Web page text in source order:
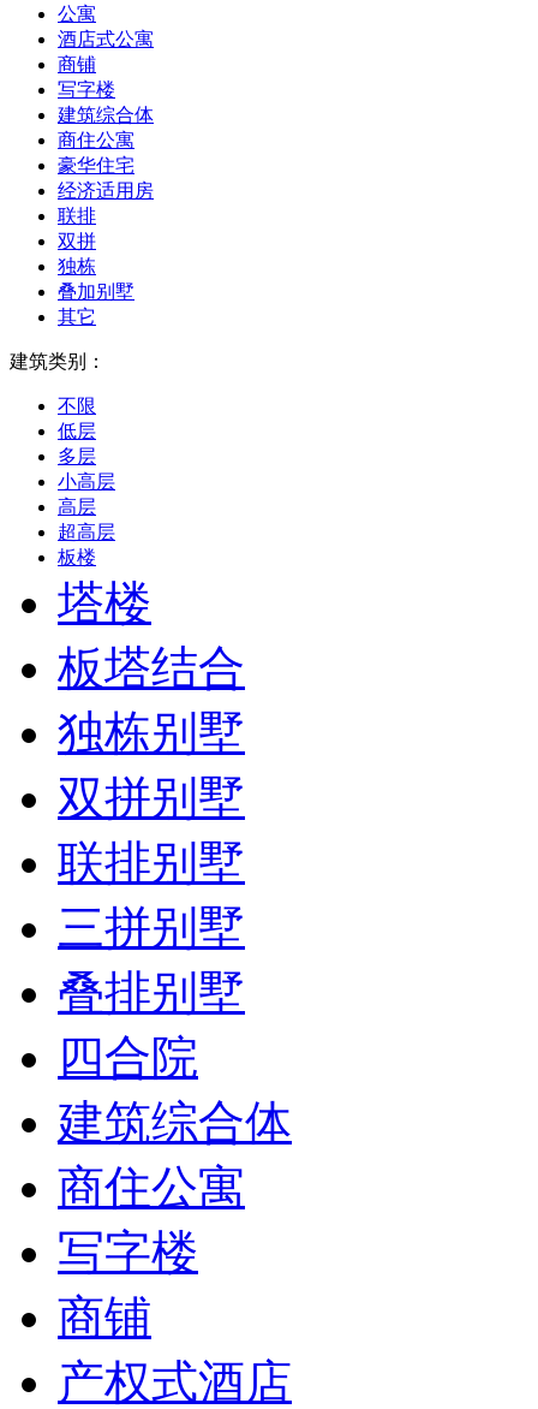
公寓
酒店式公寓
商铺
写字楼
建筑综合体
商住公寓
豪华住宅
经济适用房
联排
双拼
独栋
叠加别墅
其它
建筑类别：
不限
低层
多层
小高层
高层
超高层
板楼
塔楼
板塔结合
独栋别墅
双拼别墅
联排别墅
三拼别墅
叠排别墅
四合院
建筑综合体
商住公寓
写字楼
商铺
产权式酒店